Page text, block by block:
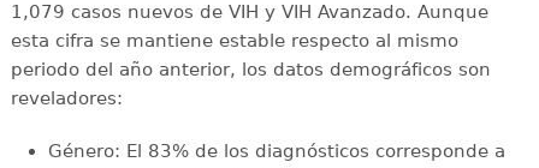
1,079 casos nuevos de VIH y VIH Avanzado. Aunque
esta cifra se mantiene estable respecto al mismo
periodo del año anterior, los datos demográficos son
reveladores:
Género: El 83% de los diagnósticos corresponde a